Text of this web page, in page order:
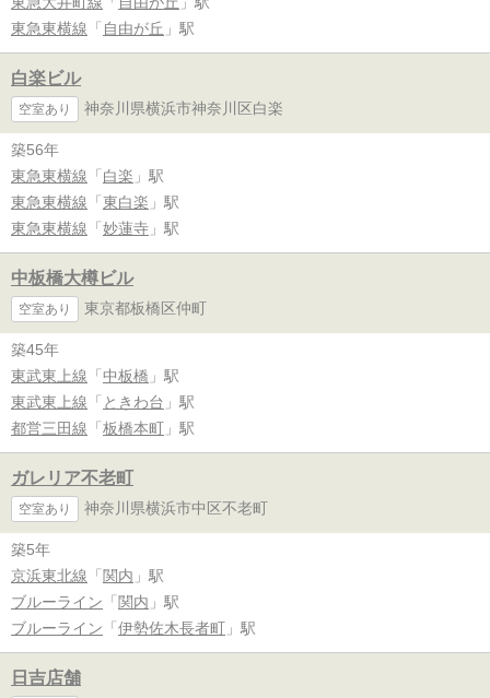
東急東横線 「 自由が丘 」駅
白楽ビル
空室あり 神奈川県横浜市神奈川区白楽
築56年
東急東横線 「 白楽 」駅
東急東横線 「 東白楽 」駅
東急東横線 「 妙蓮寺 」駅
中板橋大樽ビル
空室あり 東京都板橋区仲町
築45年
東武東上線 「 中板橋 」駅
東武東上線 「 ときわ台 」駅
都営三田線 「 板橋本町 」駅
ガレリア不老町
空室あり 神奈川県横浜市中区不老町
築5年
京浜東北線 「 関内 」駅
ブルーライン 「 関内 」駅
ブルーライン 「 伊勢佐木長者町 」駅
日吉店舗